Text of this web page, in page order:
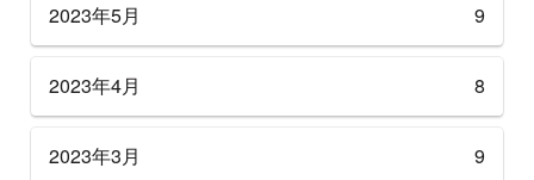
2023年5月 9
2023年4月 8
2023年3月 9